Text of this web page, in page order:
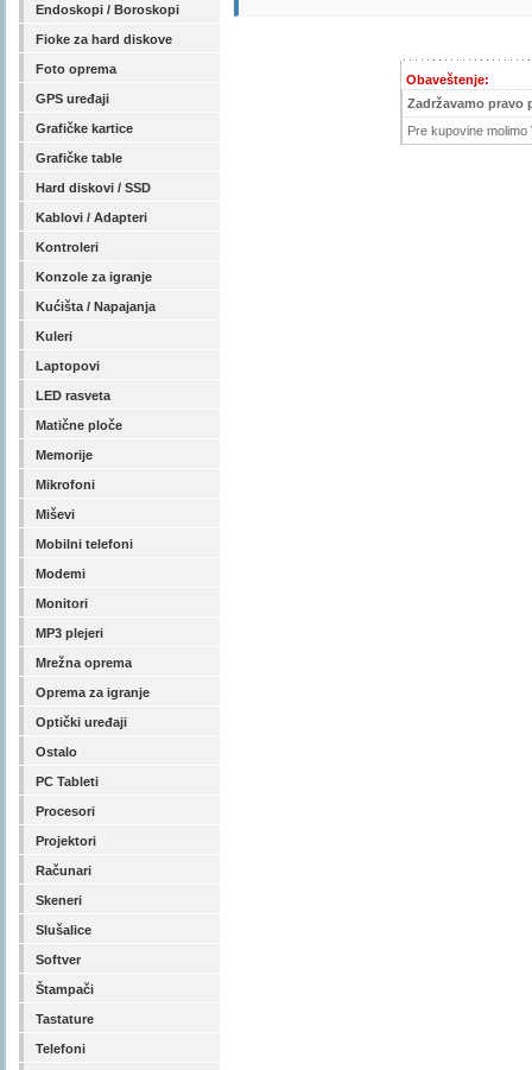
Endoskopi / Boroskopi
Fioke za hard diskove
Foto oprema
GPS uređaji
Grafičke kartice
Grafičke table
Hard diskovi / SSD
Kablovi / Adapteri
Kontroleri
Konzole za igranje
Kućišta / Napajanja
Kuleri
Laptopovi
LED rasveta
Matične ploče
Memorije
Mikrofoni
Miševi
Mobilni telefoni
Modemi
Monitori
MP3 plejeri
Mrežna oprema
Oprema za igranje
Optički uređaji
Ostalo
PC Tableti
Procesori
Projektori
Računari
Skeneri
Slušalice
Softver
Štampači
Tastature
Telefoni
Obaveštenje:
Zadržavamo pravo
Pre kupovine